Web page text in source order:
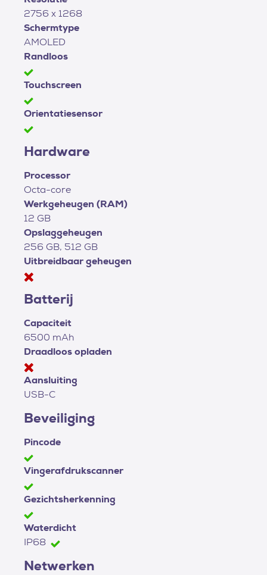
2756 x 1268
Schermtype
AMOLED
Randloos
Touchscreen
Orientatiesensor
Hardware
Processor
Octa-core
Werkgeheugen (RAM)
12 GB
Opslaggeheugen
256 GB, 512 GB
Uitbreidbaar geheugen
Batterij
Capaciteit
6500 mAh
Draadloos opladen
Aansluiting
USB-C
Beveiliging
Pincode
Vingerafdrukscanner
Gezichtsherkenning
Waterdicht
IP68
Netwerken